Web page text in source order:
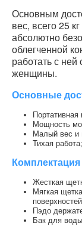
Основным
вес, всего 25
абсолютно
облегченной
работать с
женщины.
Основные
Мощность
Малый вес и
Тихая работа;
Комплектация
Жесткая
Мягкая
Пэдо
Бак для